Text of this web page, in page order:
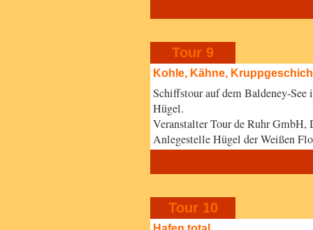
Tour 9
Kohle, Kähne,
Schiffstour auf dem Baldeney-
Hügel.
Veranstalter Tour de Ruhr GmbH,
Anlegestelle Hügel der Weißen
Tour 10